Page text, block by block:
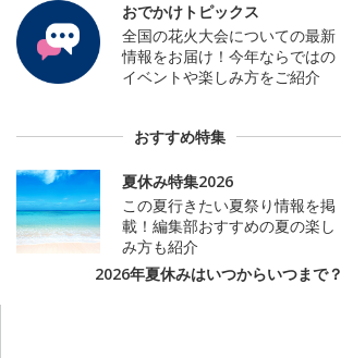
おでかけトピックス
全国の花火大会についての最新
情報をお届け！今年ならではの
イベントや楽しみ方をご紹介
おすすめ特集
夏休み特集2026
この夏行きたい夏祭り情報を掲
載！編集部おすすめの夏の楽し
み方も紹介
2026年夏休みはいつからいつまで？